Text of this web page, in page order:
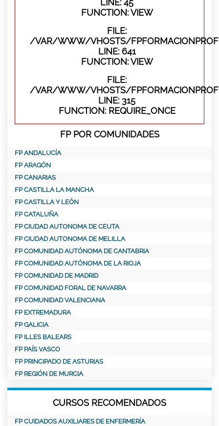
FUNCTION: VIEW
FILE:
/VAR/WWW/VHOSTS/
LINE: 641
FUNCTION: VIEW
FILE:
/VAR/WWW/VHOSTS/
LINE: 315
FUNCTION: REQUIRE_ONCE
FP POR COMUNIDADES
FP ANDALUCÍA
FP ARAGÓN
FP CANARIAS
FP CASTILLA LA MANCHA
FP CASTILLA Y LEÓN
FP CATALUÑA
FP CIUDAD AUTONOMA DE CEUTA
FP CIUDAD AUTONOMA DE MELILLA
FP COMUNIDAD AUTÓNOMA DE CANTABRIA
FP COMUNIDAD AUTÓNOMA DE LA RIOJA
FP COMUNIDAD DE MADRID
FP COMUNIDAD FORAL DE NAVARRA
FP COMUNIDAD VALENCIANA
FP EXTREMADURA
FP GALICIA
FP ILLES BALEARS
FP PAÍS VASCO
FP PRINCIPADO DE ASTURIAS
FP REGIÓN DE MURCIA
CURSOS RECOMENDADOS
FP CUIDADOS AUXILIARES DE ENFERMERÍA